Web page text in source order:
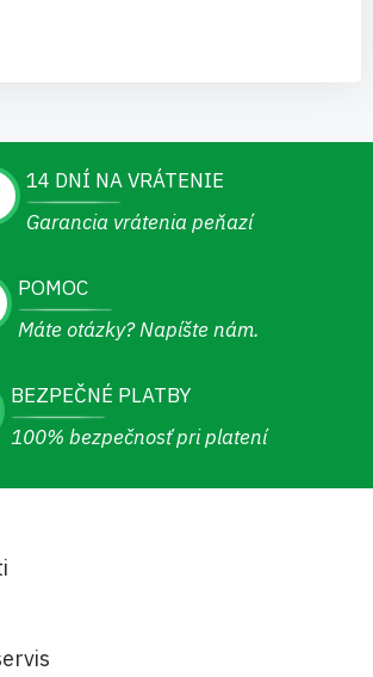
14 DNÍ NA VRÁTENIE
Garancia vrátenia peňazí
POMOC
Máte otázky? Napíšte nám.
BEZPEČNÉ PLATBY
100% bezpečnosť pri platení